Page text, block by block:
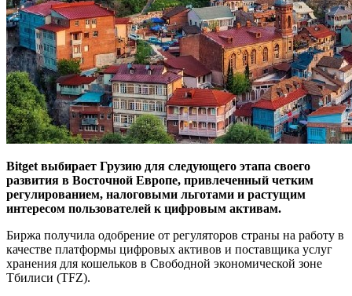
Bitget выбирает Грузию для следующего этапа своего
развития в Восточной Европе, привлеченный четким
регулированием, налоговыми льготами и растущим
интересом пользователей к цифровым активам.
Биржа получила одобрение от регуляторов страны на работу в
качестве платформы цифровых активов и поставщика услуг
хранения для кошельков в Свободной экономической зоне
Тбилиси (TFZ).